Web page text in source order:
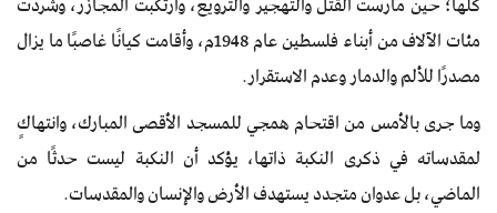
مئات الآلاف من أبناء فلسطين عام 1948م، وأقامت كيانًا غاصبًا ما يزال
مصدرًا للألم والدمار وعدم الاستقرار.
وما جرى بالأمس من اقتحام همجي للمسجد الأقصى المبارك، وانتهاكٍ
لمقدساته في ذكرى النكبة ذاتها، يؤكد أن النكبة ليست حدثًا من
الماضي، بل عدوان متجدد يستهدف الأرض والإنسان والمقدسات.